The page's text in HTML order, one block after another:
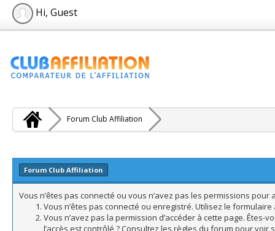
Hi, Guest
Forum Club Affiliation
Forum Club Affiliation
Vous n’êtes pas connecté ou vous n’avez pas les permissions
Vous n’êtes pas connecté ou enregistré. Utilisez le
Vous n’avez pas la permission d’accéder à cette page. Êtes-
l’accès est contrôlé ? Consultez les règles du forum pour